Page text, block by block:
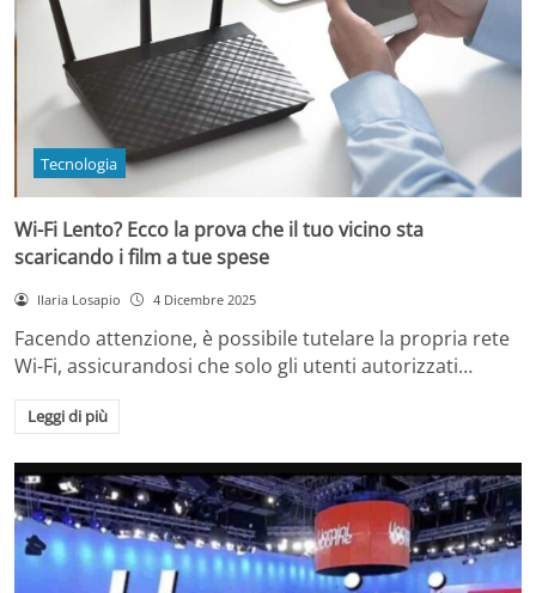
Tecnologia
Wi-Fi Lento? Ecco la prova che il tuo vicino sta
scaricando i film a tue spese
Ilaria Losapio 4 Dicembre 2025
Facendo attenzione, è possibile tutelare la propria rete
Wi-Fi, assicurandosi che solo gli utenti autorizzati…
Leggi di più